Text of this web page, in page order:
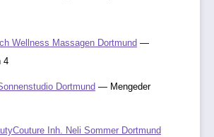
Wellness Massagen Dortmund —
4
Dortmund — Mengeder
Inh. Neli Sommer Dortmund